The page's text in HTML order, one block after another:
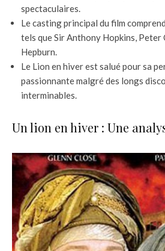
spectaculaires.
Le casting principal du film
tels que Sir Anthony Hopkins, Peter
Hepburn.
Le Lion en hiver est salué pour sa
passionnante malgré des longs
interminables.
Un lion en hiver : Une